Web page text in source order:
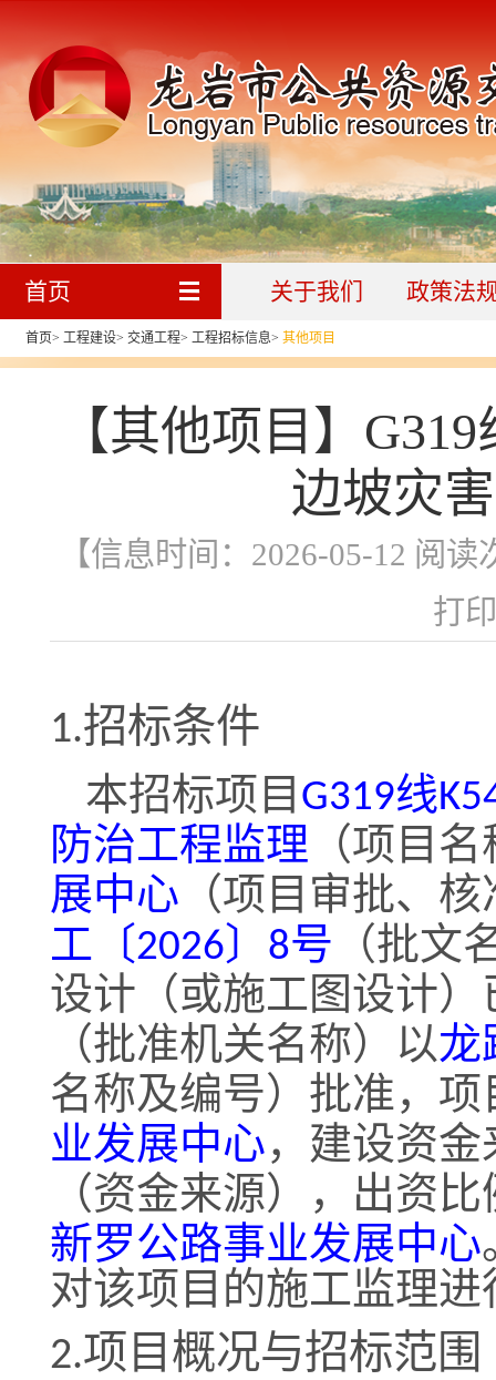
首页 关于我们 政策法
首页> 工程建设> 交通工程> 工程招标信息> 其他项目
【其他项目】
边坡灾
【信息时间：2026-05-12 阅读
打
1.招标条件
本招标项目 G319线
防治工程监理 （项目名
展中心 （项目审批、
工〔2026〕 8号 （批文
设计 （或施工图设计）
（批准机关名称）以龙
名称及编号）批准， 项
业发展中心，建设资金
（资金来源），出资比
新罗公路事业发展中心
对该项目的施工监理
2.项目概况与招标范围